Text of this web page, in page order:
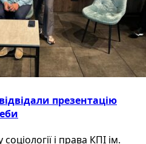
презентацію
і права КПІ ім.